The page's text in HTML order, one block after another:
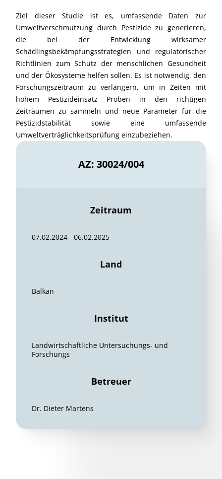
Ziel dieser Studie ist es, umfassende Daten zur
Umweltverschmutzung durch Pestizide zu generieren,
die bei der Entwicklung wirksamer
Schädlingsbekämpfungsstrategien und regulatorischer
Richtlinien zum Schutz der menschlichen Gesundheit
und der Ökosysteme helfen sollen. Es ist notwendig, den
Forschungszeitraum zu verlängern, um in Zeiten mit
hohem Pestizideinsatz Proben in den richtigen
Zeiträumen zu sammeln und neue Parameter für die
Pestizidstabilität sowie eine umfassende
Umweltverträglichkeitsprüfung einzubeziehen.
AZ: 30024/004
Zeitraum
07.02.2024 - 06.02.2025
Land
Balkan
Institut
Landwirtschaftliche Untersuchungs- und
Forschungs
Betreuer
Dr. Dieter Martens